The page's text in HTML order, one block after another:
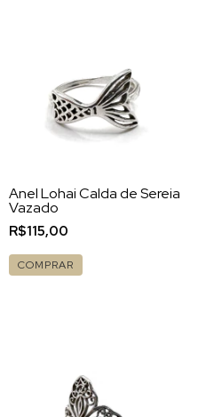
Anel Lohai Calda de Sereia
Vazado
R$115,00
COMPRAR